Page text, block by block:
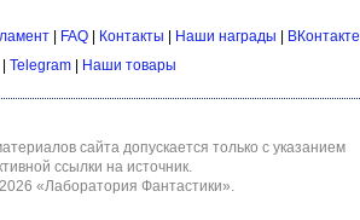
| FAQ| Контакты Наши награды
ВКонтакте
Telegram Наши товары
сайта допускается только с указанием
ссылки на источник.
«Лаборатория Фантастики».